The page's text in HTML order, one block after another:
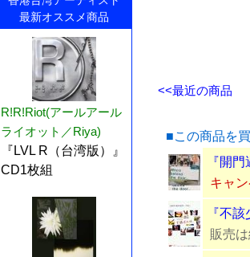
最新オススメ商品
R!R!Riot(アールアール
ライオット／Riya)
『LVL R（台湾版）』
CD1枚組
<<最近の商品
■この商品を
『開
キャ
『不
販売